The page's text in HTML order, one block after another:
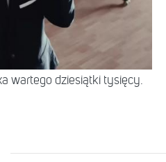
wartego dziesiątki tysięcy.